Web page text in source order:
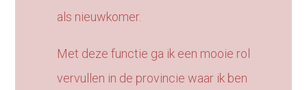
als nieuwkomer.
Met deze functie ga ik een mooie rol
vervullen in de provincie waar ik ben